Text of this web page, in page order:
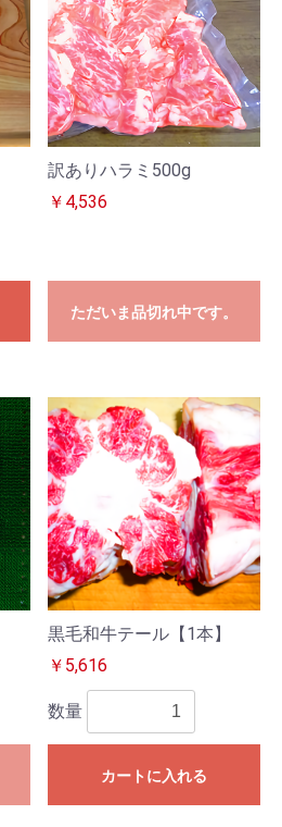
訳ありハラミ500g
￥4,536
ただいま品切れ中です。
黒毛和牛テール【1本】
￥5,616
数量
カートに入れる